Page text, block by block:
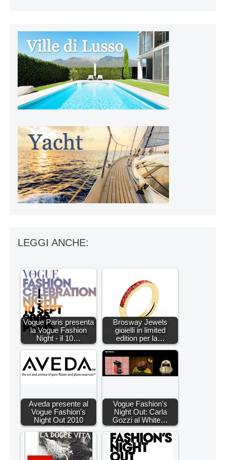
LEGGI ANCHE:
Vogue Paris presenta
la Vogue Fashion
Night - il 10…
Brosway Jewels
gioielli in limited
edition per la…
Aveda presente al
Vogue Fashion's
Night Out 2010
Vogue Fashion's
Night Out: Carla
Gozzi al White…